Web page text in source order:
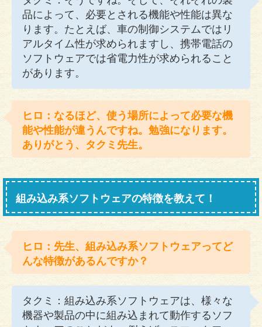
品によって、必要とされる機能や性能は異な
ります。たとえば、車の制御システムではリ
アルタイム性が求められますし、携帯電話の
ソフトウェアでは省電力性が求められること
があります。
ヒロ：なるほど、使う場所によって必要な機
能や性能が違うんですね。勉強になります。
ありがとう、タクミ先生。
組み込み系ソフトウェアの特徴を教えて！
ヒロ：先生、組み込み系ソフトウェアってど
んな特徴があるんですか？
タクミ：組み込み系ソフトウェアは、様々な
機器や製品の中に組み込まれて動作するソフ